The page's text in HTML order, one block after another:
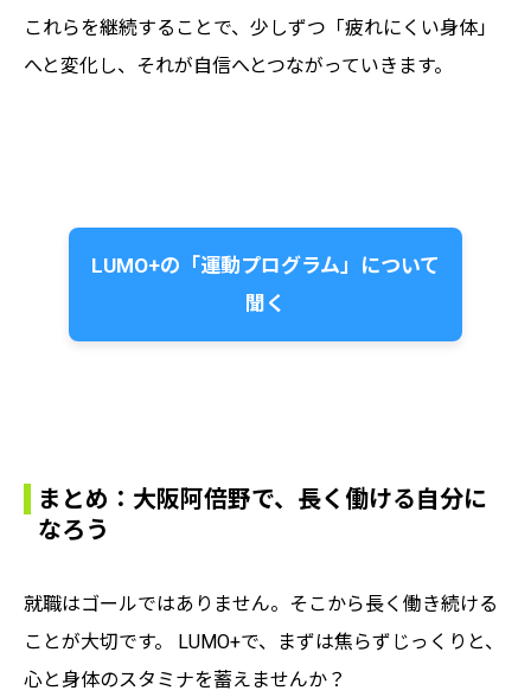
これらを継続することで、少しずつ「疲れにくい身体」
へと変化し、それが自信へとつながっていきます。
LUMO+の「運動プログラム」について
聞く
まとめ：大阪阿倍野で、長く働ける自分に
なろう
就職はゴールではありません。そこから長く働き続ける
ことが大切です。 LUMO+で、まずは焦らずじっくりと、
心と身体のスタミナを蓄えませんか？